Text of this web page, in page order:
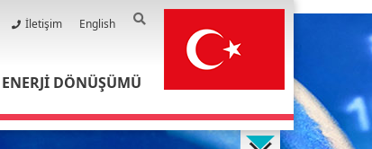
İletişim English
ENERJİ DÖNÜŞÜMÜ